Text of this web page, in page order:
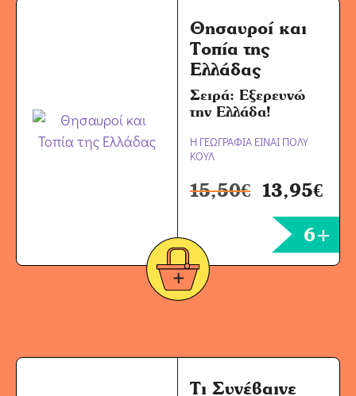
Θησαυροί και
Τοπία της
Ελλάδας
Σειρά: Εξερευνώ
την Ελλάδα!
Η ΓΕΩΓΡΑΦΙΑ ΕΙΝΑΙ ΠΟΛΥ
ΚΟΥΛ
15,50€ 13,95€
6+
Τι Συνέβαινε